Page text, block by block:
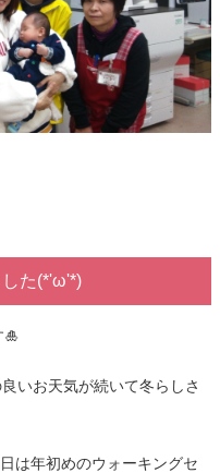
した(*'ω'*)
🎍
いお天気が続いて冬らしさ
は年初めのウォーキングセ